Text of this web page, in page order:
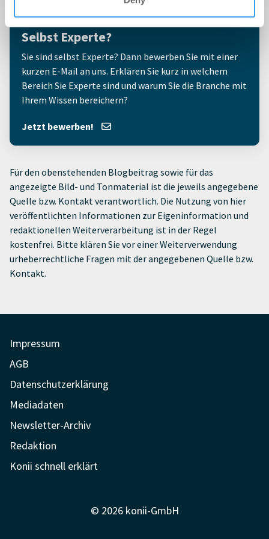
Selbst Experte?
Sie sind selbst Experte? Dann bewerben Sie mit einer
kurzen E-Mail an uns. Erklären Sie kurz in welchem
Bereich Sie Experte sind und warum Sie die Branche mit
Ihrem Wissen bereichern?
Jetzt bewerben!
Für den obenstehenden Blogbeitrag sowie für das
angezeigte Bild- und Tonmaterial ist die jeweils angegebene
Quelle bzw. Kontakt verantwortlich. Die Nutzung von hier
veröffentlichten Informationen zur Eigeninformation und
redaktionellen Weiterverarbeitung ist in der Regel
kostenfrei. Bitte klären Sie vor einer Weiterverwendung
urheberrechtliche Fragen mit der angegebenen Quelle bzw.
Kontakt.
Impressum
AGB
Datenschutzerklärung
Mediadaten
Newsletter-Archiv
Redaktion
Konii schnell erklärt
© 2026 konii-GmbH